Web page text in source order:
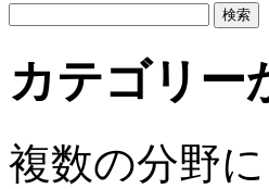
カテゴリー
複数の分野